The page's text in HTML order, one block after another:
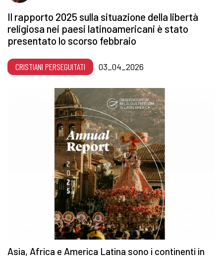
Il rapporto 2025 sulla situazione della libertà
religiosa nei paesi latinoamericani è stato
presentato lo scorso febbraio
CRISTIANI PERSEGUITATI 03_04_2026
Asia, Africa e America Latina sono i continenti in